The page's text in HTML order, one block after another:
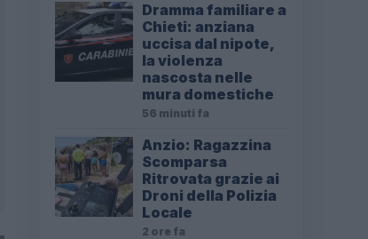
Dramma familiare a
Chieti: anziana
uccisa dal nipote,
la violenza
nascosta nelle
mura domestiche
56 minuti fa
Anzio: Ragazzina
Scomparsa
Ritrovata grazie ai
Droni della Polizia
Locale
2 ore fa